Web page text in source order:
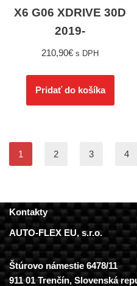
X6 G06 XDRIVE 30D
2019-
210,90€ s DPH
Pridať do košíka
1 2 3 4
Kontakty
AUTO-FLEX EU, s.r.o.
Štúrovo námestie 6478/11
911 01 Trenčín, Slovenská